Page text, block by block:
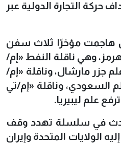
حركة التجارة الدولية عبر
هاجمت مؤخرًا ثلاث سفن
وهي ناقلة النفط «إم/
جزر مارشال، وناقلة «إم/
السعودي، وناقلة «إم/تي
علم ليبيريا.
في سلسلة تهدد وقف
الولايات المتحدة وإيران